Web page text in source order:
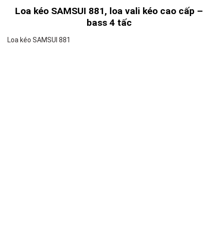
Loa kéo SAMSUI 881, loa vali kéo cao cấp –
bass 4 tấc
Loa kéo SAMSUI 881